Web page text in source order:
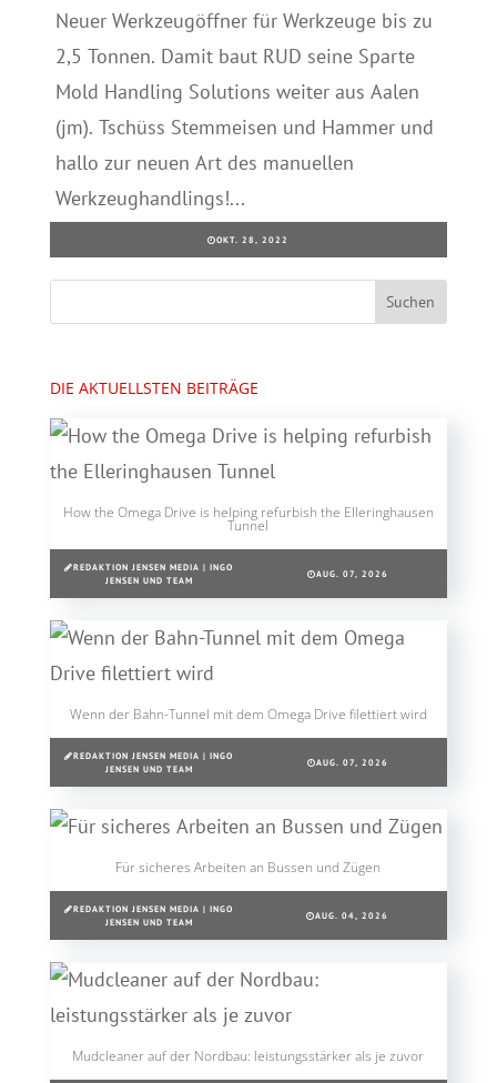
Neuer Werkzeugöffner für Werkzeuge bis zu
2,5 Tonnen. Damit baut RUD seine Sparte
Mold Handling Solutions weiter aus Aalen
(jm). Tschüss Stemmeisen und Hammer und
hallo zur neuen Art des manuellen
Werkzeughandlings!...
OKT. 28, 2022
DIE AKTUELLSTEN BEITRÄGE
How the Omega Drive is helping refurbish the Elleringhausen
Tunnel
REDAKTION JENSEN MEDIA | INGO
JENSEN UND TEAM
AUG. 07, 2026
Wenn der Bahn-Tunnel mit dem Omega Drive filettiert wird
REDAKTION JENSEN MEDIA | INGO
JENSEN UND TEAM
AUG. 07, 2026
Für sicheres Arbeiten an Bussen und Zügen
REDAKTION JENSEN MEDIA | INGO
JENSEN UND TEAM
AUG. 04, 2026
Mudcleaner auf der Nordbau: leistungsstärker als je zuvor